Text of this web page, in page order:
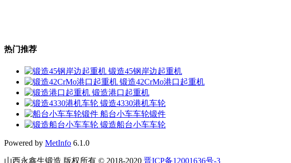
热门推荐
锻造45钢岸边起重机
锻造42CrMo港口起重机
锻造港口起重机
锻造4330港机车轮
船台小车车轮锻件
锻造船台小车车轮
Powered by MetInfo 6.1.0
山西永鑫生锻造 版权所有 © 2018-2020 晋ICP备12001636号-3